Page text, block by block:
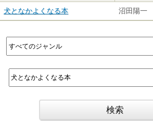
犬となかよくなる本 沼田陽一